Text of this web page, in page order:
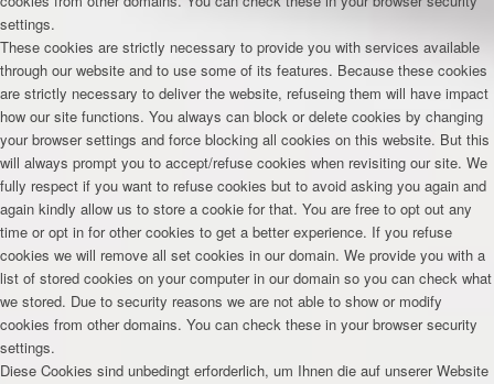
settings.
These cookies are strictly necessary to provide you with services available
through our website and to use some of its features. Because these cookies
are strictly necessary to deliver the website, refuseing them will have impact
how our site functions. You always can block or delete cookies by changing
your browser settings and force blocking all cookies on this website. But this
will always prompt you to accept/refuse cookies when revisiting our site. We
fully respect if you want to refuse cookies but to avoid asking you again and
again kindly allow us to store a cookie for that. You are free to opt out any
time or opt in for other cookies to get a better experience. If you refuse
cookies we will remove all set cookies in our domain. We provide you with a
list of stored cookies on your computer in our domain so you can check what
we stored. Due to security reasons we are not able to show or modify
cookies from other domains. You can check these in your browser security
settings.
Diese Cookies sind unbedingt erforderlich, um Ihnen die auf unserer Website